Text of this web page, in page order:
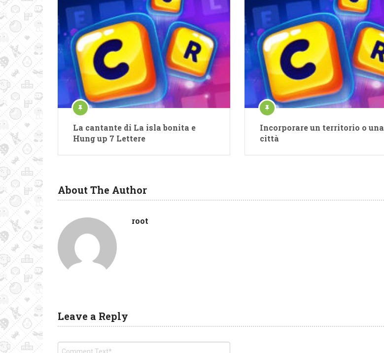
La cantante di La isla bonita e
Hung up 7 Lettere
Incorporare un territorio o una
città
About The Author
root
Leave a Reply